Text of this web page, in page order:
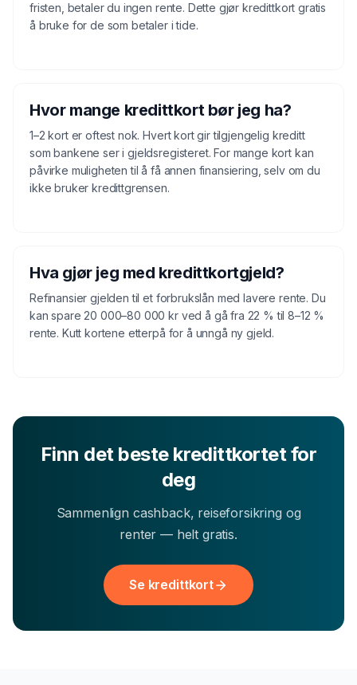
fristen, betaler du ingen rente. Dette gjør kredittkort gratis
å bruke for de som betaler i tide.
Hvor mange kredittkort bør jeg ha?
1–2 kort er oftest nok. Hvert kort gir tilgjengelig kreditt
som bankene ser i gjeldsregisteret. For mange kort kan
påvirke muligheten til å få annen finansiering, selv om du
ikke bruker kredittgrensen.
Hva gjør jeg med kredittkortgjeld?
Refinansier gjelden til et forbrukslån med lavere rente. Du
kan spare 20 000–80 000 kr ved å gå fra 22 % til 8–12 %
rente. Kutt kortene etterpå for å unngå ny gjeld.
Finn det beste kredittkortet for
deg
Sammenlign cashback, reiseforsikring og
renter — helt gratis.
Se kredittkort